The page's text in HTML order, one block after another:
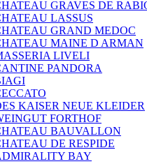
GRAVES DE
LASSUS
GRAND MEDOC
MAINE D ARMAN
LIVELI
PANDORA
KAISER NEUE KLEIDER
FORTHOF
BAUVALLON
DE RESPIDE
BAY